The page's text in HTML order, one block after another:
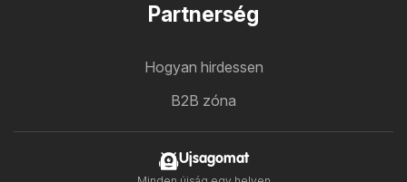
Partnerség
Hogyan hirdessen
B2B zóna
Ujsagomat